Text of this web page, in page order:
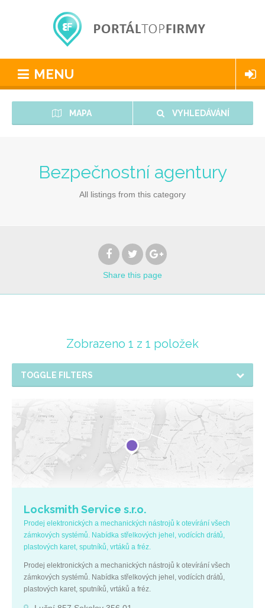
MENU
MAPA VYHLEDÁVÁNÍ
Bezpečnostní agentury
All listings from this category
Share this page
Zobrazeno 1 z 1 položek
TOGGLE FILTERS
Locksmith Service s.r.o.
Prodej elektronických a mechanických nástrojů k otevírání všech
zámkových systémů. Nabídka střelkových jehel, vodících drátů,
plastových karet, sputníků, vrtáků a fréz.
Prodej elektronických a mechanických nástrojů k otevírání všech
zámkových systémů. Nabídka střelkových jehel, vodících drátů,
plastových karet, sputníků, vrtáků a fréz.